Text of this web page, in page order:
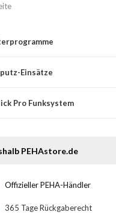
Einsätze
Pro Funksystem
PEHAstore.de
Offizieller PEHA-Händler
365 Tage Rückgaberecht